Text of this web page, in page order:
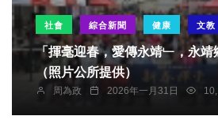
社會 綜合新聞 健康 文教
「揮毫迎春，愛傳永靖﹂，永靖
（照片公所提供）
周為政 2026年一月31日